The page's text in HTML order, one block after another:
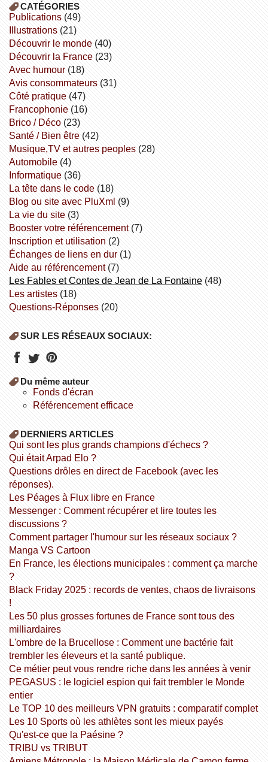
CATÉGORIES
publications(49)
illustrations(21)
découvrir le monde(40)
découvrir la France(23)
avec humour(18)
avis consommateurs(31)
côté pratique(47)
Francophonie(16)
Brico / Déco(23)
Santé / Bien être(42)
Musique,TV et autres peoples(28)
Automobile(4)
informatique(36)
la tête dans le code(18)
Blog ou site avec PluXml (9)
la vie du site(3)
booster votre référencement(7)
inscription et utilisation (2)
échanges de liens en dur(1)
aide au référencement(7)
Les Fables et Contes de Jean de La Fontaine(48)
Les artistes(18)
Questions-Réponses(20)
SUR LES RÉSEAUX SOCIAUX:
Du même auteur
fonds d'écran
référencement efficace
DERNIERS ARTICLES
Qui sont les plus grands champions d'échecs ?
Qui était Arpad Elo ?
Questions drôles en direct de Facebook (avec les
réponses).
Les Péages à Flux libre en France
Messenger : Comment récupérer et lire toutes les
discussions ?
Comment partager l'humour sur les réseaux sociaux ?
Manga VS Cartoon
En France, les élections municipales : comment ça marche
?
Black Friday 2025 : records de ventes, chaos de livraisons
!
Les 50 plus grosses fortunes de France sont tous des
milliardaires
L'ombre de la Brucellose : Comment une bactérie fait
trembler les éleveurs et la santé publique.
Ce métier peut vous rendre riche dans les années à venir
PEGASUS : le logiciel espion qui fait trembler le Monde
entier
Le TOP 10 des meilleurs VPN gratuits : comparatif complet
Les 10 Sports où les athlètes sont les mieux payés
Qu'est-ce que la Paésine ?
TRIBU vs TRIBUT